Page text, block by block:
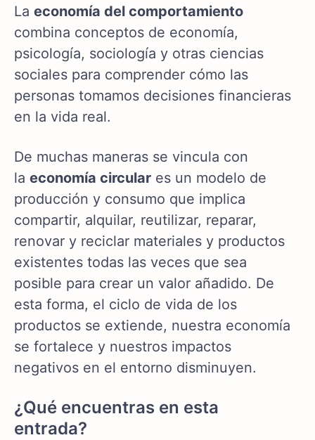
La economía del comportamiento
combina conceptos de economía,
psicología, sociología y otras ciencias
sociales para comprender cómo las
personas tomamos decisiones financieras
en la vida real.
De muchas maneras se vincula con
la economía circular es un modelo de
producción y consumo que implica
compartir, alquilar, reutilizar, reparar,
renovar y reciclar materiales y productos
existentes todas las veces que sea
posible para crear un valor añadido. De
esta forma, el ciclo de vida de los
productos se extiende, nuestra economía
se fortalece y nuestros impactos
negativos en el entorno disminuyen.
¿Qué encuentras en esta
entrada?